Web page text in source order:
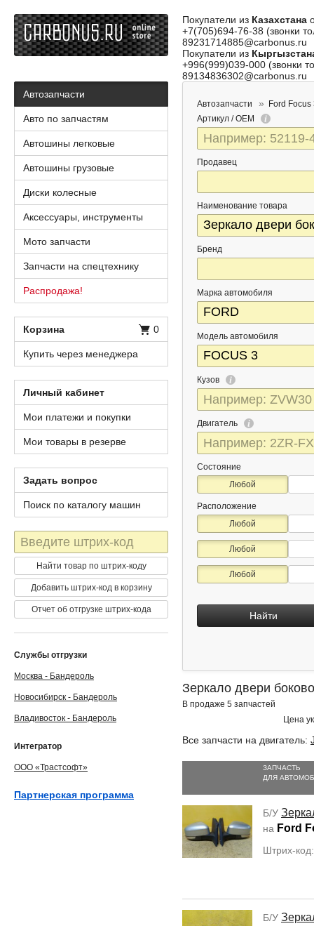
Покупатели из Казахстана
+7(705)694-76-38 (звонки
89231714885@carbonus.ru
Покупатели из
+996(999)039-000 (звонки
89134836302@carbonus.ru
Автозапчасти
Ford Focus
Артикул / OEM
Продавец
Наименование товара
Бренд
Марка автомобиля
Модель автомобиля
Кузов
Двигатель
Состояние
Любой
Расположение
Любой
Любой
Любой
Найти
Зеркало двери
В продаже 5 запчастей
Цена
Все запчасти на двигатель:
ЗАПЧАСТЬ
ДЛЯ
Б/У
на Ford
Штрих-
Б/У
Автозапчасти
Авто по запчастям
Автошины легковые
Автошины грузовые
Диски колесные
Аксессуары, инструменты
Мото запчасти
Запчасти на спецтехнику
Распродажа!
Корзина 0
Купить через менеджера
Личный кабинет
Мои платежи и покупки
Мои товары в резерве
Задать вопрос
Поиск по каталогу машин
Штрих-
код
Найти товар по штрих-коду
Добавить штрих-код в корзину
Отчет об отгрузке штрих-кода
Службы отгрузки
Москва - Бандероль
Новосибирск - Бандероль
Владивосток - Бандероль
Интегратор
ООО «Трастсофт»
Партнерская программа